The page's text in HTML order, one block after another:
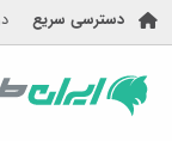
دسترسی سریع